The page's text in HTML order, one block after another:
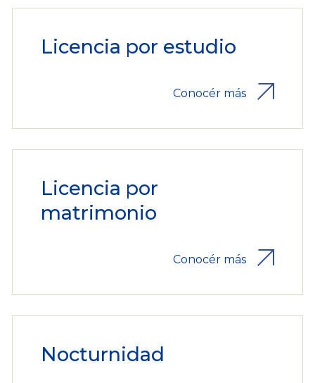
Licencia por estudio
Conocér más
Licencia por
matrimonio
Conocér más
Nocturnidad